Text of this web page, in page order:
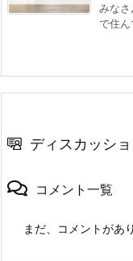
みな
で住
ディスカッシ
コメント一覧
まだ、コメントがあ